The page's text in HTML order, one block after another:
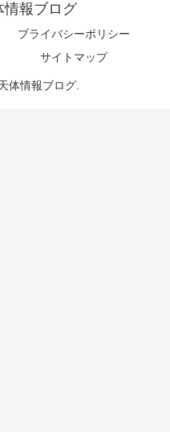
情報ブログ
プライバシーポリシー
サイトマップ
体情報ブログ.